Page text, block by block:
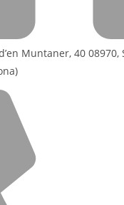
Muntaner, 40 08970,